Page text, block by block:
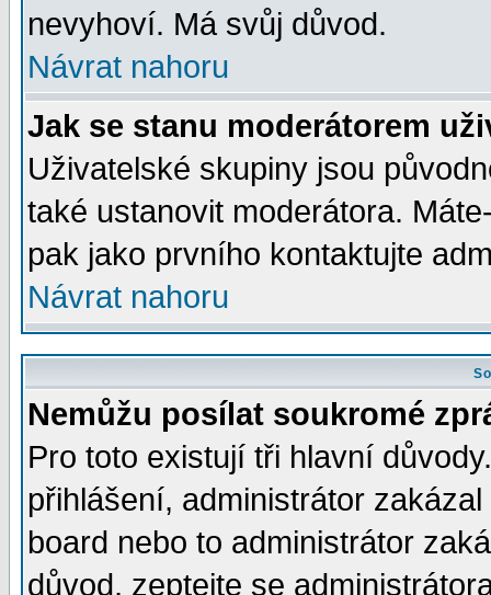
nevyhoví. Má svůj důvod.
Návrat nahoru
Jak se stanu moderátorem
Uživatelské skupiny jsou
také ustanovit moderátora.
pak jako prvního kontaktujte
Návrat nahoru
Nemůžu posílat soukromé
Pro toto existují tři hlavní
přihlášení, administrátor
board nebo to administrátor
důvod, zeptejte se